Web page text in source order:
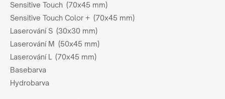
Sensitive Touch (70x45 mm)
Sensitive Touch Color + (70x45 mm)
Laserování S (30x30 mm)
Laserování M (50x45 mm)
Laserování L (70x45 mm)
Basebarva
Hydrobarva